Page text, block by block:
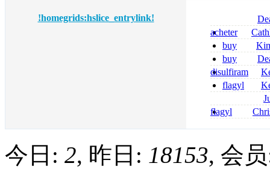
!homegrids:hslice_entrylink!
tizanidine
sans
acheter
dapsone site
buy
zolpidem usa
buy
pregabalin 300
pregabalin
disulfiram
sansflagyl
online
bestellen
roxithromycin
flagyl
今日: 2, 昨日: 18153, 会